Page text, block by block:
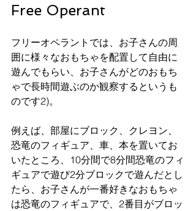
Free Operant
フリーオペラントでは、お子さんの周
囲に様々なおもちゃを配置して自由に
遊んでもらい、お子さんがどのおもち
ゃで長時間遊ぶのか観察するというも
のです2)。
例えば、部屋にブロック、クレヨン、
恐竜のフィギュア、車、本を置いてお
いたところ、10分間で8分間恐竜のフィ
ギュアで遊び2分ブロックで遊んだとし
たら、お子さんが一番好きなおもちゃ
は恐竜のフィギュアで、2番目がブロッ